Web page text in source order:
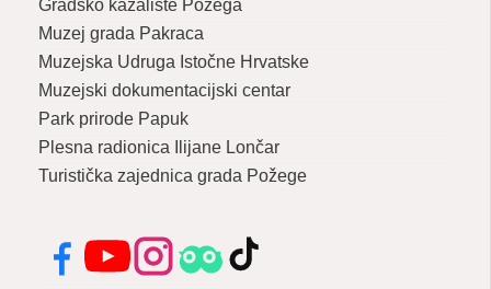
Gradsko kazalište Požega
Muzej grada Pakraca
Muzejska Udruga Istočne Hrvatske
Muzejski dokumentacijski centar
Park prirode Papuk
Plesna radionica Ilijane Lončar
Turistička zajednica grada Požege
FacebookYouTubeInstagramTripadvisor
TikTok